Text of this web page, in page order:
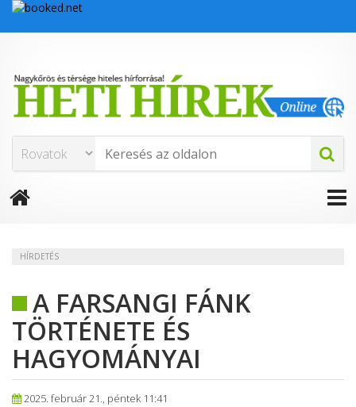
HÍRDETÉS
A FARSANGI FÁNK
TÖRTÉNETE ÉS
HAGYOMÁNYAI
2025. február 21., péntek 11:41